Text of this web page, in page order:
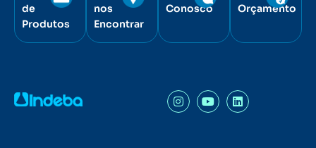
de
Produtos
nos
Encontrar
Conosco
Orçamento